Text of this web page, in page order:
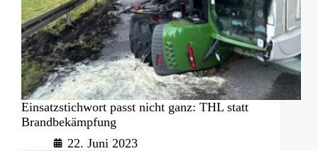
Einsatzstichwort passt nicht ganz: THL statt
Brandbekämpfung
22. Juni 2023